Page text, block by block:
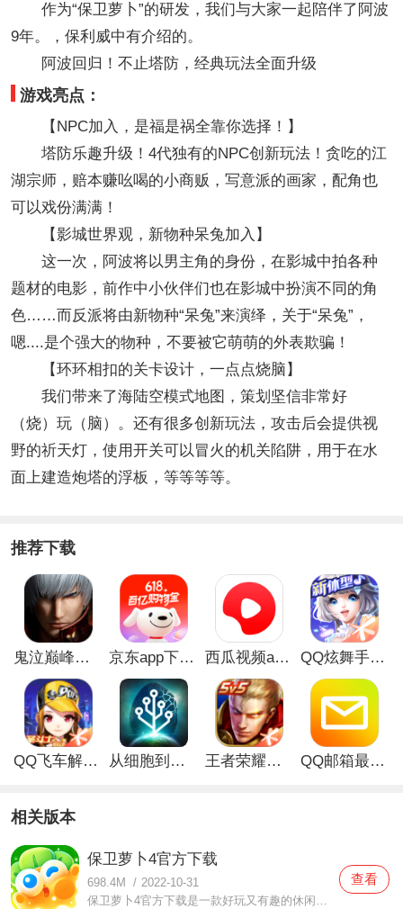
作为“保卫萝卜”的研发，我们与大家一起陪伴了阿波
9年。，保利威中有介绍的。
阿波回归！不止塔防，经典玩法全面升级
游戏亮点：
【NPC加入，是福是祸全靠你选择！】
塔防乐趣升级！4代独有的NPC创新玩法！贪吃的江
湖宗师，赔本赚吆喝的小商贩，写意派的画家，配角也
可以戏份满满！
【影城世界观，新物种呆兔加入】
这一次，阿波将以男主角的身份，在影城中拍各种
题材的电影，前作中小伙伴们也在影城中扮演不同的角
色……而反派将由新物种“呆兔”来演绎，关于“呆兔”，
嗯....是个强大的物种，不要被它萌萌的外表欺骗！
【环环相扣的关卡设计，一点点烧脑】
我们带来了海陆空模式地图，策划坚信非常好
（烧）玩（脑）。还有很多创新玩法，攻击后会提供视
野的祈天灯，使用开关可以冒火的机关陷阱，用于在水
面上建造炮塔的浮板，等等等等。
推荐下载
鬼泣巅峰之战最新解锁版 京东app下载安装 西瓜视频app安卓版 QQ炫舞手游解锁版
QQ飞车解锁版无限钻石最新版 从细胞到奇点手游 王者荣耀无限点券解锁版 QQ邮箱最新版
相关版本
保卫萝卜4官方下载
698.4M / 2022-10-31
保卫萝卜4官方下载是一款好玩又有趣的休闲游戏，在这款保卫萝卜4官方下载中相信很多玩家都是很喜欢这里面的玩法，玩法不仅是非常简单的，而且这其中的乐趣还非常多，任何玩家都可以轻松上手，相信你们在体验的时候都可以感受到这其中非常多的乐趣哦，想要体验的朋友们现在就
查看